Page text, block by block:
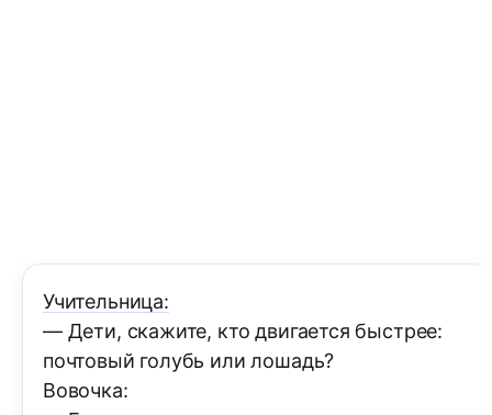
Учительница:
— Дети, скажите, кто двигается быстрее:
почтовый голубь или лошадь?
Вовочка: